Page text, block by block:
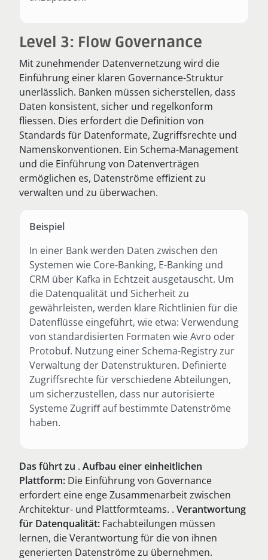
Level 3: Flow Governance
Mit zunehmender Datenvernetzung wird die
Einführung einer klaren Governance-Struktur
unerlässlich. Banken müssen sicherstellen, dass
Daten konsistent, sicher und regelkonform
fliessen. Dies erfordert die Definition von
Standards für Datenformate, Zugriffsrechte und
Namenskonventionen. Ein Schema-Management
und die Einführung von Datenverträgen
ermöglichen es, Datenströme eﬃzient zu
verwalten und zu überwachen.
Beispiel
In einer Bank werden Daten zwischen den
Systemen wie Core-Banking, E-Banking und
CRM über Kafka in Echtzeit ausgetauscht. Um
die Datenqualität und Sicherheit zu
gewährleisten, werden klare Richtlinien für die
Datenflüsse eingeführt, wie etwa: Verwendung
von standardisierten Formaten wie Avro oder
Protobuf. Nutzung einer Schema-Registry zur
Verwaltung der Datenstrukturen. Definierte
Zugriffsrechte für verschiedene Abteilungen,
um sicherzustellen, dass nur autorisierte
Systeme Zugriﬀ auf bestimmte Datenströme
haben.
Das führt zu . Aufbau einer einheitlichen
Plattform: Die Einführung von Governance
erfordert eine enge Zusammenarbeit zwischen
Architektur- und Plattformteams. . Verantwortung
für Datenqualität: Fachabteilungen müssen
lernen, die Verantwortung für die von ihnen
generierten Datenströme zu übernehmen.